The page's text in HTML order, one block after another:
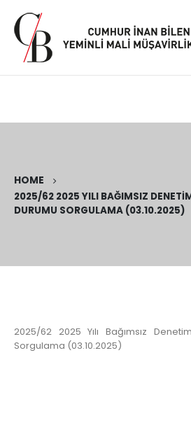
HOME
2025/62 2025 YILI BAĞIMSIZ
DURUMU SORGULAMA (03.10.2025)
2025/62 2025 Yılı Bağımsız
Sorgulama (03.10.2025)